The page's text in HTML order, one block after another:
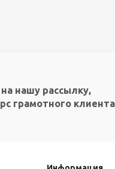
нашу рассылку,
грамотного